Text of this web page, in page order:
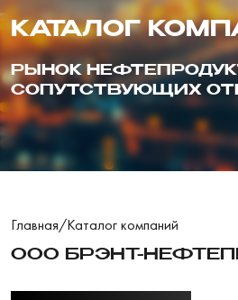
КАТАЛОГ
РЫНОК
СОПУТСТВУЮЩИХ
Главная/Каталог компаний
ООО БРЭНТ-